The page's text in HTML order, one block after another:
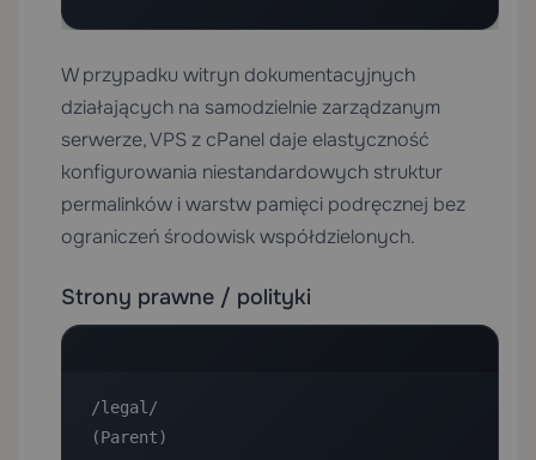
W przypadku witryn dokumentacyjnych
działających na samodzielnie zarządzanym
serwerze,VPS z cPanel daje elastyczność
konfigurowania niestandardowych struktur
permalinków i warstw pamięci podręcznej bez
ograniczeń środowisk współdzielonych.
Strony prawne / polityki
/legal/
(Parent)